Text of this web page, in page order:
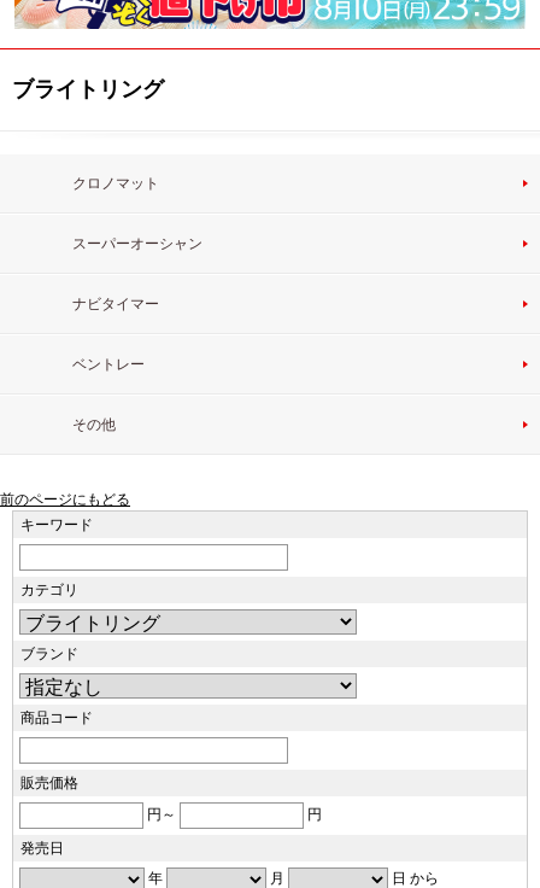
ブライトリング
クロノマット
スーパーオーシャン
ナビタイマー
ベントレー
その他
前のページにもどる
キーワード
カテゴリ
ブランド
商品コード
販売価格
円～
円
発売日
年
月
日 から